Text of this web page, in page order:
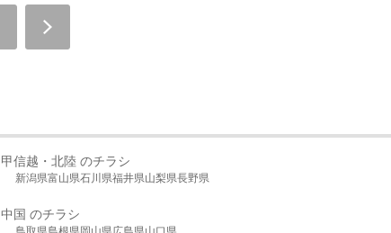
甲信越・北陸 のチラシ
新潟県富山県石川県福井県山梨県長野県
中国 のチラシ